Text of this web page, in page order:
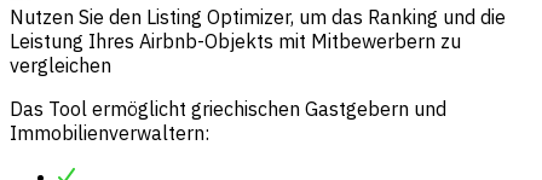
Nutzen Sie den Listing Optimizer, um das Ranking und die
Leistung Ihres Airbnb-Objekts mit Mitbewerbern zu
vergleichen
Das Tool ermöglicht griechischen Gastgebern und
Immobilienverwaltern: